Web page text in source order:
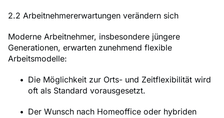
2.2 Arbeitnehmererwartungen verändern sich
Moderne Arbeitnehmer, insbesondere jüngere
Generationen, erwarten zunehmend flexible
Arbeitsmodelle:
Die Möglichkeit zur Orts- und Zeitflexibilität wird
oft als Standard vorausgesetzt.
Der Wunsch nach Homeoffice oder hybriden